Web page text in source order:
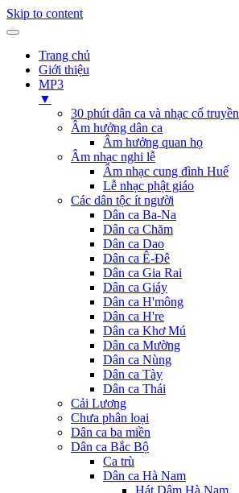
Skip to content
Trang chủ
Giới thiệu
MP3
▼
30 phút dân ca và nhạc cổ truyền
Âm hưởng dân ca
Âm hưởng quan họ
Âm nhạc nghi lễ
Âm nhạc cung đình Huế
Lễ nhạc phật giáo
Các dân tộc ít người
Dân ca Ba-Na
Dân ca Chăm
Dân ca Dao
Dân ca Ê-Đê
Dân ca Gia Rai
Dân ca Giáy
Dân ca H'mông
Dân ca H're
Dân ca Khơ Mú
Dân ca Mường
Dân ca Nùng
Dân ca Tày
Dân ca Thái
Cải Lương
Chưa phân loại
Dân ca ba miền
Dân ca Bắc Bộ
Ca trù
Dân ca Hà Nam
Hát Dậm Hà Nam